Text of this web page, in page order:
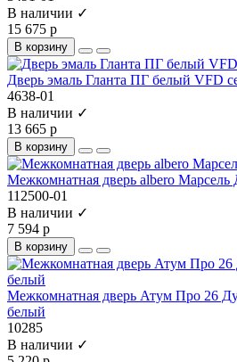
В наличии ✓
15 675 р
В корзину
Дверь эмаль Гланта ПГ белый VFD
4638-01
В наличии ✓
13 665 р
В корзину
Межкомнатная дверь albero
112500-01
В наличии ✓
7 594 р
В корзину
Межкомнатная дверь Атум Про 26
белый
10285
В наличии ✓